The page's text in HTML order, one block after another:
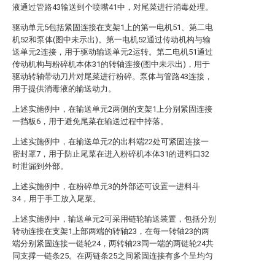
液通过管路43输送到个喷嘴41中，对尾菜进行消毒处理。
驱动单元5包括紧固连接在支架1上的第一电机51、第二电
机52和泵体(图中未示出)。第一电机52通过传动机构与输
送单元2连接，用于驱动输送单元2运转。第二电机51通过
传动机构与粉碎机本体31的转轴连接(图中未示出)，用于
驱动转轴带动刀片对尾菜进行粉碎。泵体与管路43连接，
用于提供消毒液的输送动力。
上述实施例中，在输送单元2两侧的支架1上分别紧固连接
一挡板6，用于避免尾菜在输送过程中掉落。
上述实施例中，在输送单元2的出料端22处可紧固连接一
密封罩7，用于防止尾菜在进入粉碎机本体31的进料口32
时泄漏到外部。
上述实施例中，在粉碎单元3的外部还可设置一进料斗
34，用于手工放入尾菜。
上述实施例中，输送单元2可采用链轮输送装置，包括分别
转动连接在支架1上部两端的转轴23，在每一转轴23的两
端分别紧固连接一链轮24，两转轴23同一端的两链轮24共
同支撑一链条25。在两链条25之间紧固连接有多个呈均匀